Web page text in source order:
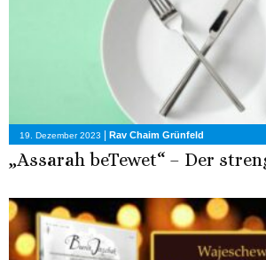
19. Dezember 2023 | Rav Chaim Grünfeld
„Assarah beTewet“ – Der